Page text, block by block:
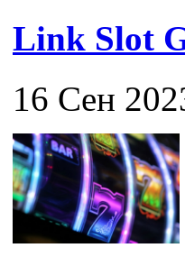
Link Slot
16 Сен